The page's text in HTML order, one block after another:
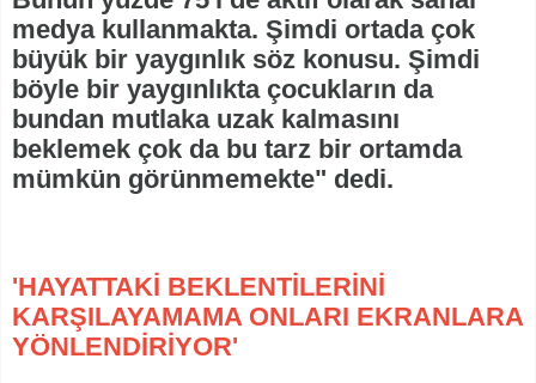
medya kullanmakta. Şimdi ortada çok
büyük bir yaygınlık söz konusu. Şimdi
böyle bir yaygınlıkta çocukların da
bundan mutlaka uzak kalmasını
beklemek çok da bu tarz bir ortamda
mümkün görünmemekte" dedi.
'HAYATTAKİ BEKLENTİLERİNİ
KARŞILAYAMAMA ONLARI EKRANLARA
YÖNLENDİRİYOR'